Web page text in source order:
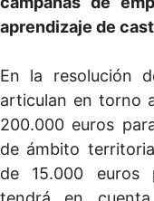
aprendizaje de
En la resolución
articulan en torno
200.000 euros
de ámbito
de 15.000 euros